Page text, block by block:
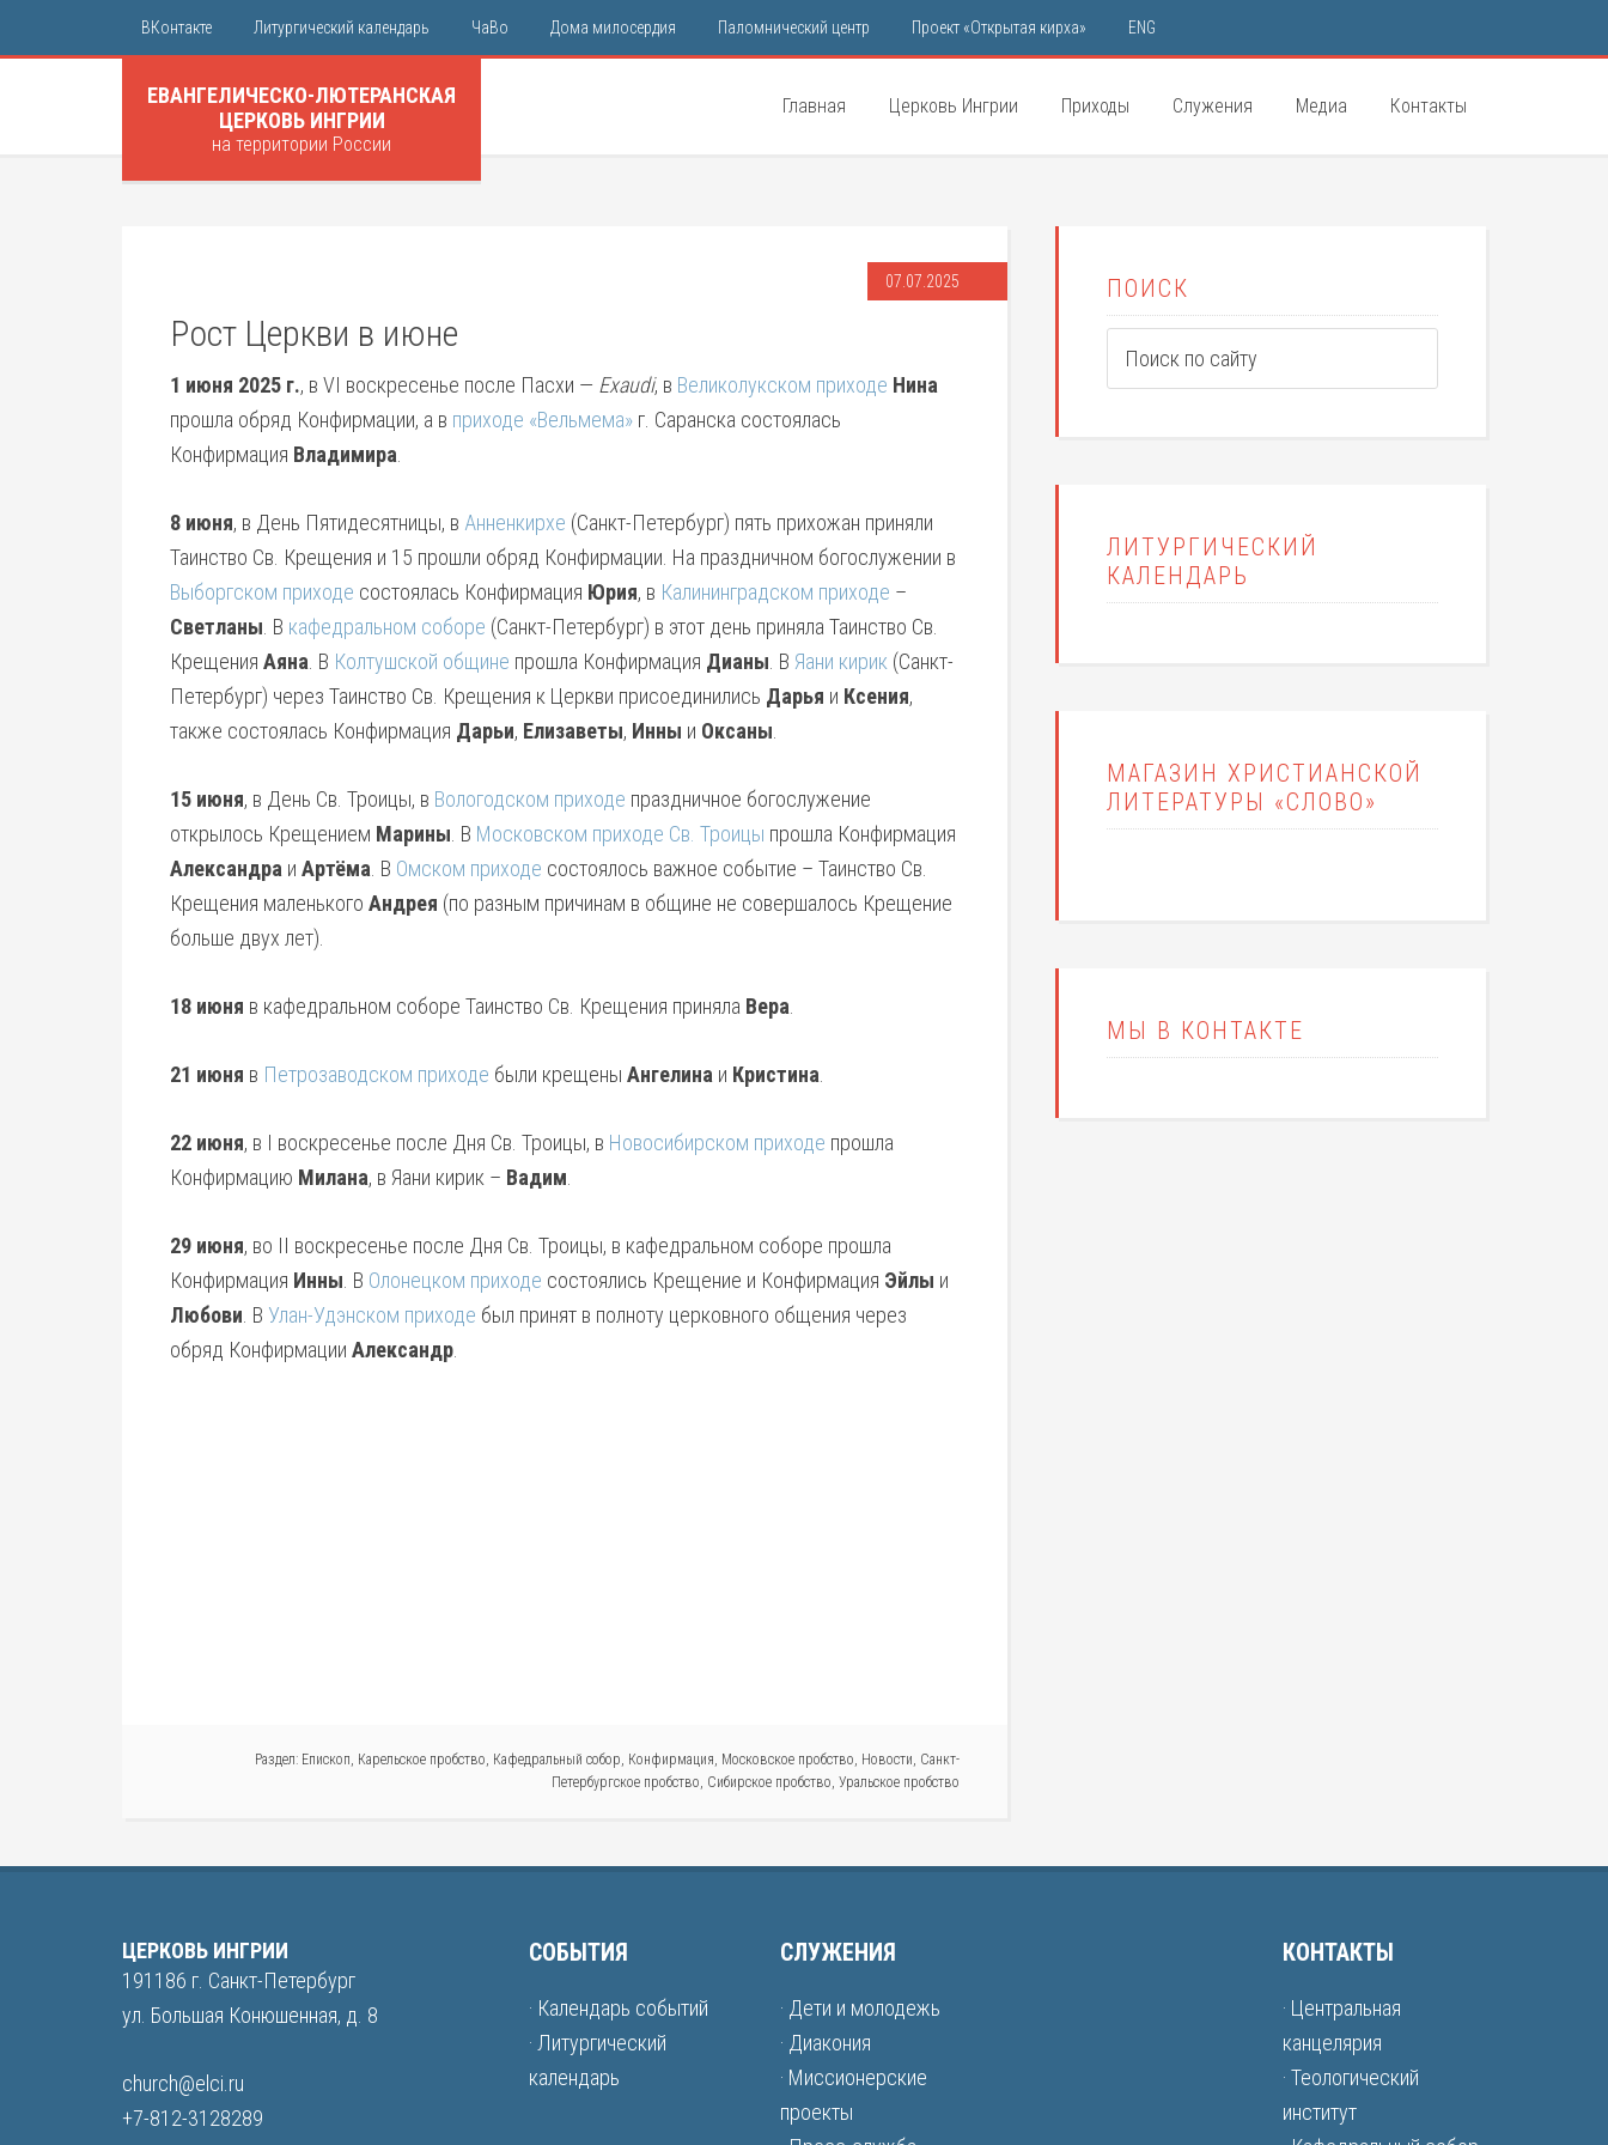
ВКонтакте Литургический календарь ЧаВо Дома милосердия Паломнический центр Проект «Открытая кирха» ENG
ЕВАНГЕЛИЧЕСКО-ЛЮТЕРАНСКАЯ
ЦЕРКОВЬ ИНГРИИ
на территории России
Главная Церковь Ингрии Приходы Служения Медиа Контакты
07.07.2025
Рост Церкви в июне
1 июня 2025 г., в VI воскресенье после Пасхи — Exaudi, в Великолукском приходе Нина
прошла обряд Конфирмации, а в приходе «Вельмема» г. Саранска состоялась
Конфирмация Владимира
8 июня, в День Пятидесятницы, в Анненкирхе (Санкт-Петербург) пять прихожан приняли
Таинство Св. Крещения и 15 прошли обряд Конфирмации. На праздничном богослужении в
Выборгском приходе состоялась Конфирмация Юрия, в Калининградском приходе –
Светланы . В кафедральном соборе (Санкт-Петербург) в этот день приняла Таинство Св.
Крещения Аяна . В Колтушской общине прошла Конфирмация Дианы . В Яани кирик (Санкт-
Петербург) через Таинство Св. Крещения к Церкви присоединились Дарья и Ксения,
также состоялась Конфирмация Дарьи, Елизаветы, Инны и Оксаны
15 июня, в День Св. Троицы, в Вологодском приходе праздничное богослужение
открылось Крещением Марины . В Московском приходе Св. Троицы прошла Конфирмация
Александра и Артёма . В Омском приходе состоялось важное событие – Таинство Св.
Крещения маленького Андрея (по разным причинам в общине не совершалось Крещение
больше двух лет).
18 июня в кафедральном соборе Таинство Св. Крещения приняла Вера
21 июня в Петрозаводском приходе были крещены Ангелина и Кристина
22 июня, в I воскресенье после Дня Св. Троицы, в Новосибирском приходе прошла
Конфирмацию Милана, в Яани кирик – Вадим
29 июня, во II воскресенье после Дня Св. Троицы, в кафедральном соборе прошла
Конфирмация Инны . В Олонецком приходе состоялись Крещение и Конфирмация Эйлы и
Любови . В Улан-Удэнском приходе был принят в полноту церковного общения через
обряд Конфирмации Александр
Раздел: Епископ, Карельское пробство, Кафедральный собор, Конфирмация, Московское пробство, Новости, Санкт-
Петербургское пробство, Сибирское пробство, Уральское пробство
ПОИСК
ЛИТУРГИЧЕСКИЙ
КАЛЕНДАРЬ
МАГАЗИН ХРИСТИАНСКОЙ
ЛИТЕРАТУРЫ «СЛОВО»
МЫ В КОНТАКТЕ
ЦЕРКОВЬ ИНГРИИ
191186 г. Санкт-Петербург
ул. Большая Конюшенная, д. 8
church@elci.ru
+7-812-3128289
СОБЫТИЯ
· Календарь событий
· Литургический
календарь
СЛУЖЕНИЯ
· Дети и молодежь
· Диакония
· Миссионерские
проекты
КОНТАКТЫ
· Центральная
канцелярия
· Теологический
институт